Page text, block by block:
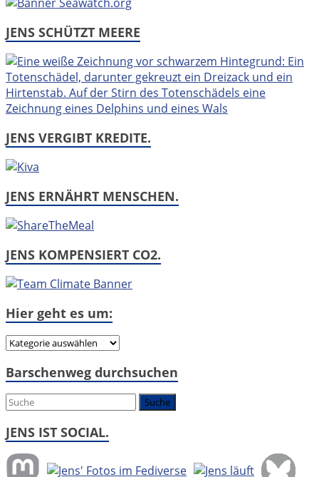
JENS SCHÜTZT MEERE
JENS VERGIBT KREDITE.
JENS ERNÄHRT MENSCHEN.
JENS KOMPENSIERT CO2.
Hier geht es um:
Hier
es
Barschenweg durchsuchen
JENS IST SOCIAL.